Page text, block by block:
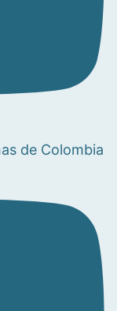
de Colombia